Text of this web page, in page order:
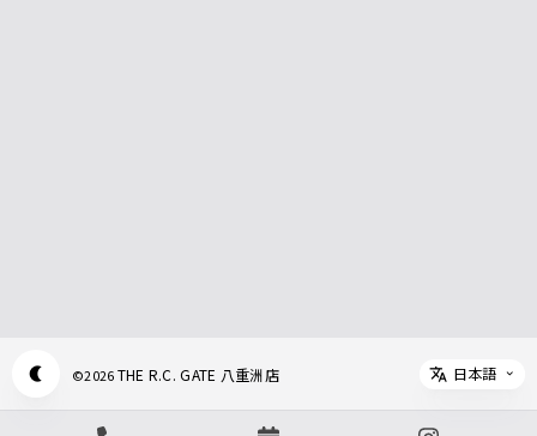
©2026THE R.C. GATE 八重洲店
Select
日本語
Appearance mode switch